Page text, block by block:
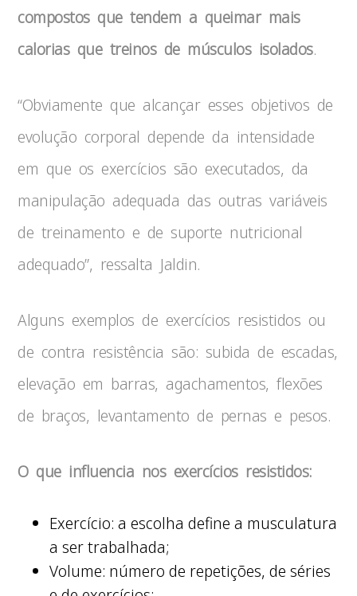
compostos que tendem a queimar mais
calorias que treinos de músculos isolados.
“Obviamente que alcançar esses objetivos de
evolução corporal depende da intensidade
em que os exercícios são executados, da
manipulação adequada das outras variáveis
de treinamento e de suporte nutricional
adequado”, ressalta Jaldin.
Alguns exemplos de exercícios resistidos ou
de contra resistência são: subida de escadas,
elevação em barras, agachamentos, flexões
de braços, levantamento de pernas e pesos.
O que influencia nos exercícios resistidos:
Exercício: a escolha define a musculatura
a ser trabalhada;
Volume: número de repetições, de séries